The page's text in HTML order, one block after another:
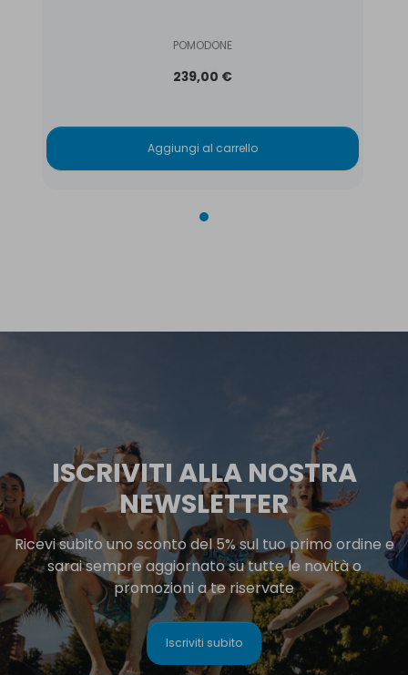
POMODONE
239,00 €
Aggiungi al carrello
ISCRIVITI ALLA NOSTRA
NEWSLETTER
Ricevi subito uno sconto del 5% sul tuo primo ordine e
sarai sempre aggiornato su tutte le novità o
promozioni a te riservate
Iscriviti subito